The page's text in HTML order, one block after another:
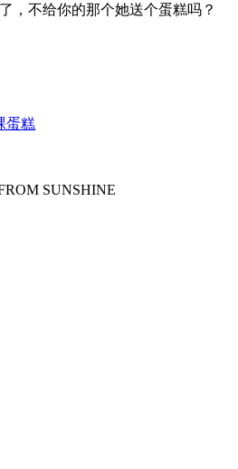
，不给你的那个她送个蛋糕吗？
蛋糕
SUNSHINE